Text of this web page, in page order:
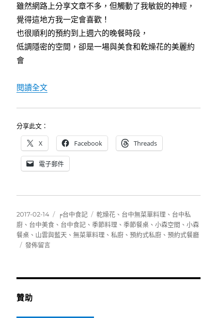
花
藝
空
間〉
雖然網路上分享文章不多，但觸動了我敏銳的神經，
覺得這地方我一定會喜歡！
也很順利的預約到上週六的晚餐時段，
低調隱密的空間，卻是一場與美食和乾燥花的美麗約
會
閱讀全文〈[台中]小森空間之小森預約制餐桌～乾燥花環
分享此文：
X Facebook Threads
電子郵件
發
佈
日
期:
2017-02-14
分
類
╒台中食記
標
籤
乾燥花 、 台中無菜單料理 、 台中私
廚 、 台中美食 、 台中食記 、季節料理 、季節餐桌 、小森空間 、小森
餐桌 、 山雲與藍天 、無菜單料理 、私廚 、預約式私廚 、預約式餐廳
在
空
之
發佈留言
贊助